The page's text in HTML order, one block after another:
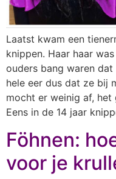
Laatst kwam een
knippen. Haar haar
ouders bang waren
hele eer dus dat ze bij
mocht er weinig af,
Eens in de 14 jaar
Föhnen:
voor je